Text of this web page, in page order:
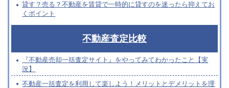
貸す？売る？不動産を賃貸で一時的に貸すのを迷ったら抑えてお
くポイント
不動産査定比較
『不動産売却一括査定サイト』をやってみてわかったこと【実
況】
不動産一括査定を利用して楽しよう！メリットとデメリットを理